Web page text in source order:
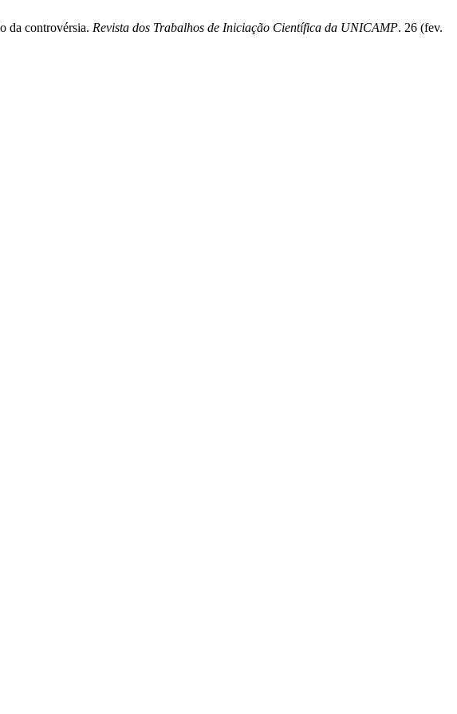
da controvérsia. Revista dos Trabalhos de Iniciação Científica da UNICAMP. 26 (fev.